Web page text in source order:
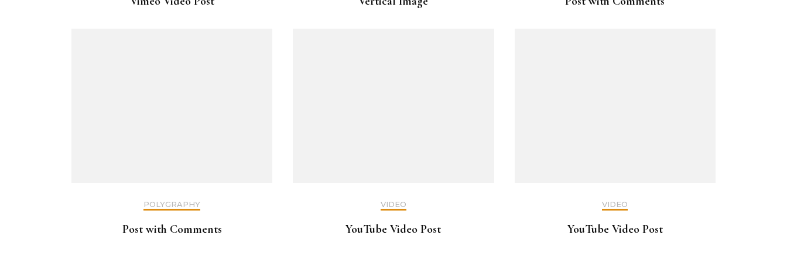
POLYGRAPHY
Post with Comments
VIDEO
YouTube Video Post
VIDEO
YouTube Video Post